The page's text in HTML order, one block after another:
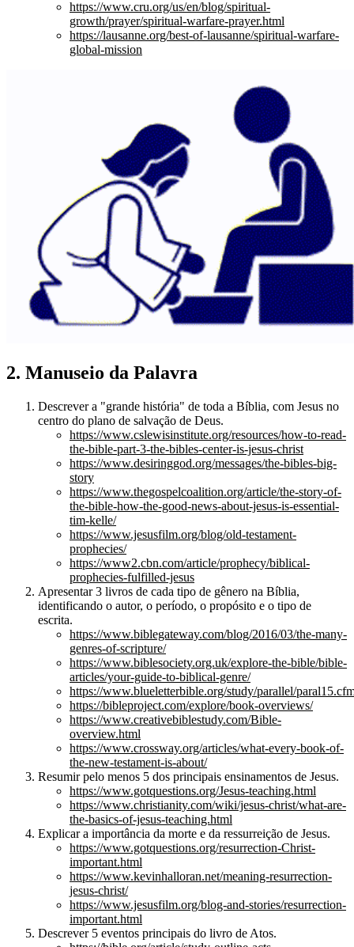
https://www.cru.org/us/en/blog/spiritual-
growth/prayer/spiritual-warfare-prayer.html
https://lausanne.org/best-of-lausanne/spiritual-warfare-
global-mission
2. Manuseio da Palavra
Descrever a "grande história" de toda a Bíblia, com Jesus no
centro do plano de salvação de Deus.
https://www.cslewisinstitute.org/resources/how-to-read-
the-bible-part-3-the-bibles-center-is-jesus-christ
https://www.desiringgod.org/messages/the-bibles-big-
story
https://www.thegospelcoalition.org/article/the-story-of-
the-bible-how-the-good-news-about-jesus-is-essential-
tim-kelle/
https://www.jesusfilm.org/blog/old-testament-
prophecies/
https://www2.cbn.com/article/prophecy/biblical-
prophecies-fulfilled-jesus
Apresentar 3 livros de cada tipo de gênero na Bíblia,
identificando o autor, o período, o propósito e o tipo de
escrita.
https://www.biblegateway.com/blog/2016/03/the-many-
genres-of-scripture/
https://www.biblesociety.org.uk/explore-the-bible/bible-
articles/your-guide-to-biblical-genre/
https://www.blueletterbible.org/study/parallel/
https://bibleproject.com/explore/book-overviews/
https://www.creativebiblestudy.com/Bible-
overview.html
https://www.crossway.org/articles/what-every-book-of-
the-new-testament-is-about/
Resumir pelo menos 5 dos principais ensinamentos de Jesus.
https://www.gotquestions.org/Jesus-teaching.html
https://www.christianity.com/wiki/jesus-christ/what-are-
the-basics-of-jesus-teaching.html
Explicar a importância da morte e da ressurreição de Jesus.
https://www.gotquestions.org/resurrection-Christ-
important.html
https://www.kevinhalloran.net/meaning-resurrection-
jesus-christ/
https://www.jesusfilm.org/blog-and-stories/resurrection-
important.html
Descrever 5 eventos principais do livro de Atos.